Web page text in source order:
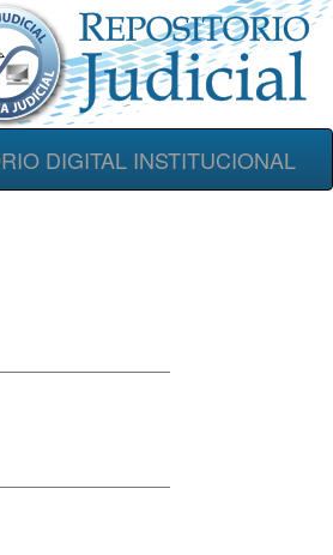
DIGITAL INSTITUCIONAL